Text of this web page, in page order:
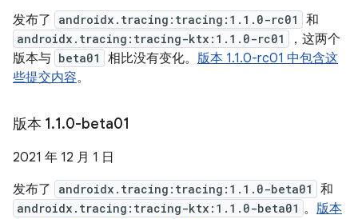
发布了
androidx.tracing:tracing:1.1.0-rc01 和
androidx.tracing:tracing-ktx:1.1.0-rc01
，这两个
版本与 beta01 相比没有变化。 版本 1.1.0-rc01 中包含这
些提交内容。
版本 1.1.0-beta01
2021 年 12 月 1 日
发布了
androidx.tracing:tracing:1.1.0-beta01 和
androidx.tracing:tracing-ktx:1.1.0-beta01 。 版本